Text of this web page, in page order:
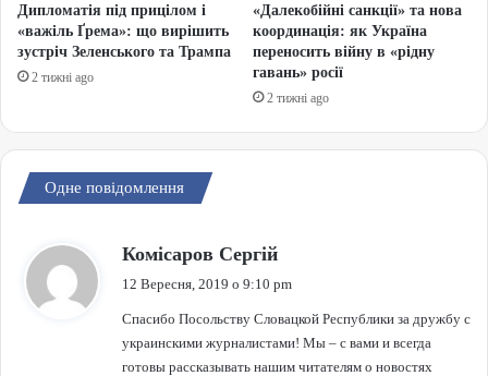
Дипломатія під прицілом і
«важіль Ґрема»: що вирішить
зустріч Зеленського та Трампа
2 тижні ago
«Далекобійні санкції» та нова
координація: як Україна
переносить війну в «рідну
гавань» росії
2 тижні ago
Одне повідомлення
Комісаров Сергій
12 Вересня, 2019 о 9:10 pm
Спасибо Посольству Словацкой Республики за дружбу с
украинскими журналистами! Мы – с вами и всегда
готовы рассказывать нашим читателям о новостях